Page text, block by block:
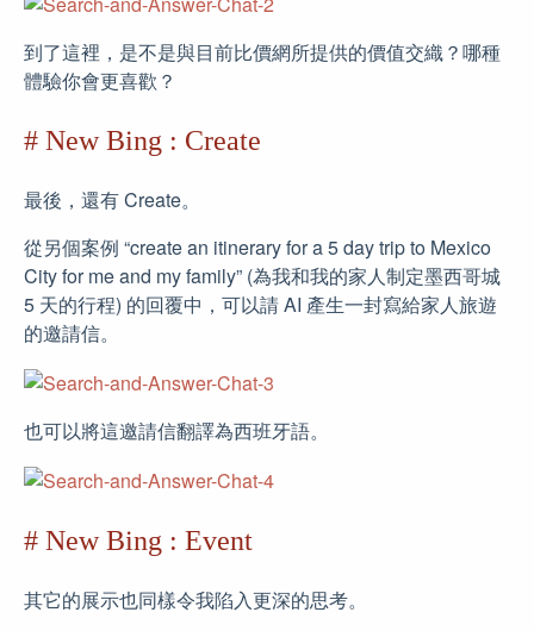
到了這裡，是不是與目前比價網所提供的價值交織？哪種
體驗你會更喜歡？
# New Bing : Create
最後，還有 Create。
從另個案例 “create an itinerary for a 5 day trip to Mexico
City for me and my family” (為我和我的家人制定墨西哥城
5 天的行程) 的回覆中，可以請 AI 產生一封寫給家人旅遊
的邀請信。
也可以將這邀請信翻譯為西班牙語。
# New Bing : Event
其它的展示也同樣令我陷入更深的思考。